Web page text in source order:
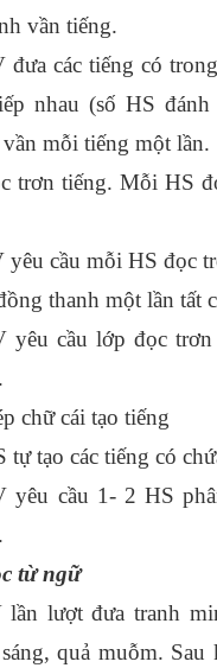
vần tiếng.
đưa các tiếng có
nhau (số HS
mỗi tiếng một lần.
trơn tiếng. Mỗi HS
yêu cầu mỗi HS đọc
thanh một lần tất
yêu cầu lớp đọc
chữ cái tạo tiếng
tự tạo các tiếng có
yêu cầu 1- 2 HS
từ ngữ
lần lượt đưa tranh
quả muỗm.